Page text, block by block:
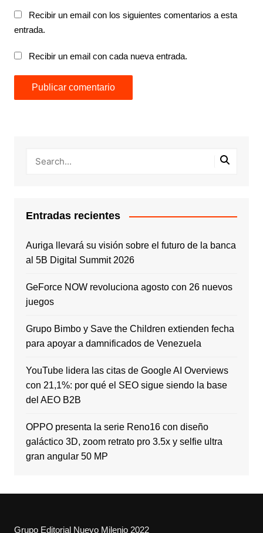
Recibir un email con los siguientes comentarios a esta
entrada.
Recibir un email con cada nueva entrada.
Entradas recientes
Auriga llevará su visión sobre el futuro de la banca
al 5B Digital Summit 2026
GeForce NOW revoluciona agosto con 26 nuevos
juegos
Grupo Bimbo y Save the Children extienden fecha
para apoyar a damnificados de Venezuela
YouTube lidera las citas de Google AI Overviews
con 21,1%: por qué el SEO sigue siendo la base
del AEO B2B
OPPO presenta la serie Reno16 con diseño
galáctico 3D, zoom retrato pro 3.5x y selfie ultra
gran angular 50 MP
Grupo Editorial Nuevo Milenio 2022